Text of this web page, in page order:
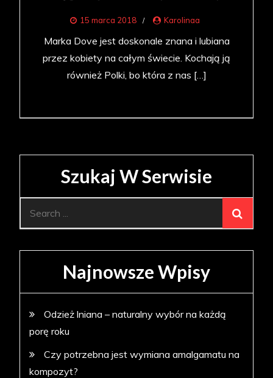
15 marca 2018 Karolinaa
Marka Dove jest doskonale znana i lubiana
przez kobiety na całym świecie. Kochają ją
również Polki, bo która z nas […]
Szukaj W Serwisie
Najnowsze Wpisy
Odzież lniana – naturalny wybór na każdą
porę roku
Czy potrzebna jest wymiana amalgamatu na
kompozyt?